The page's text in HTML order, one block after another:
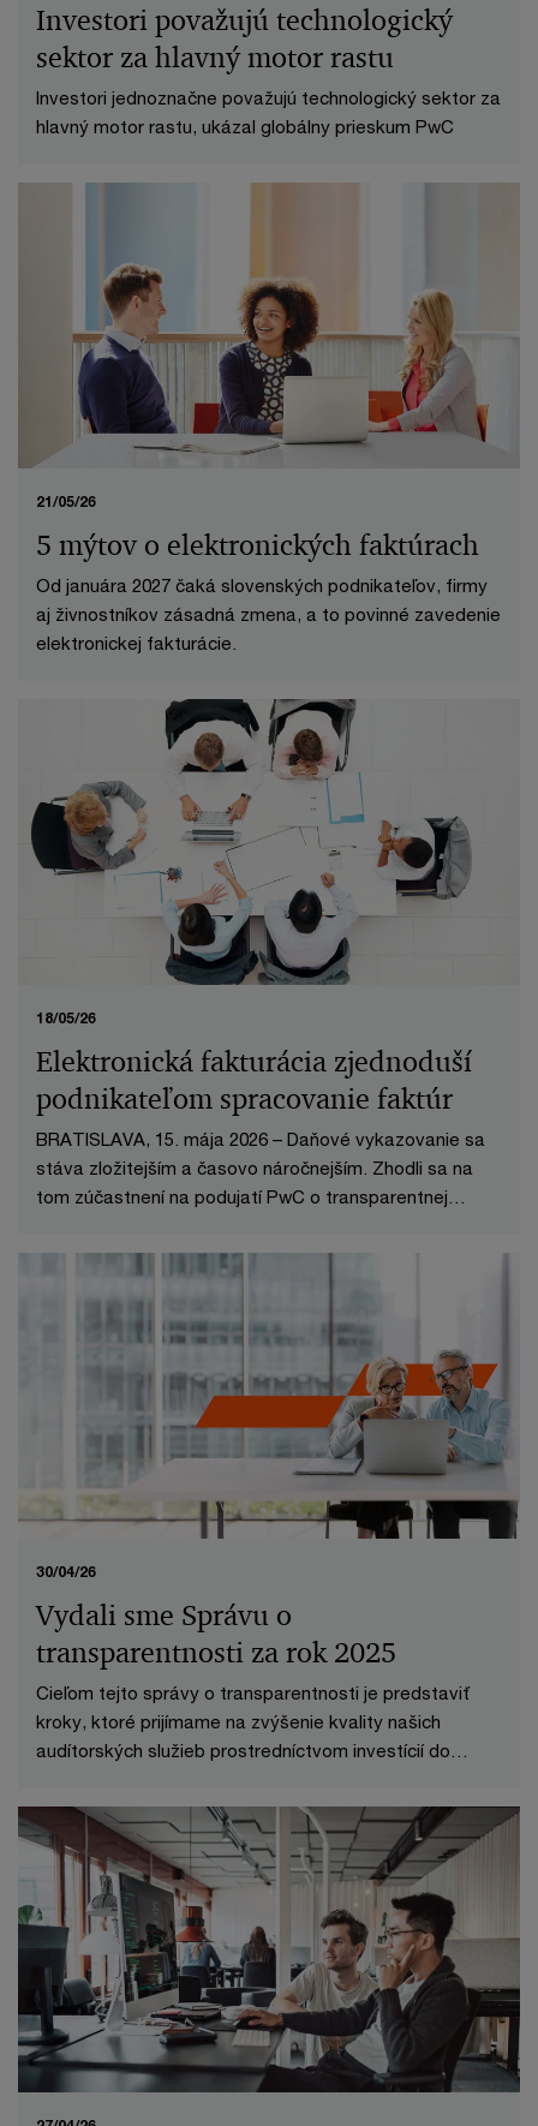
Investori považujú technologický
sektor za hlavný motor rastu
Investori jednoznačne považujú technologický sektor za
hlavný motor rastu, ukázal globálny prieskum PwC
21/05/26
5 mýtov o elektronických faktúrach
Od januára 2027 čaká slovenských podnikateľov, firmy
aj živnostníkov zásadná zmena, a to povinné zavedenie
elektronickej fakturácie.
18/05/26
Elektronická fakturácia zjednoduší
podnikateľom spracovanie faktúr
BRATISLAVA, 15. mája 2026 – Daňové vykazovanie sa
stáva zložitejším a časovo náročnejším. Zhodli sa na
tom zúčastnení na podujatí PwC o transparentnej
30/04/26
Vydali sme Správu o
transparentnosti za rok 2025
Cieľom tejto správy o transparentnosti je predstaviť
kroky, ktoré prijímame na zvýšenie kvality našich
audítorských služieb prostredníctvom investícií do